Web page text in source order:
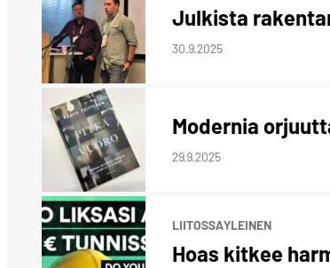
Julkista
30.9.2025
Modernia
29.9.2025
LIITOSSAYLEINEN
Hoas kitkee